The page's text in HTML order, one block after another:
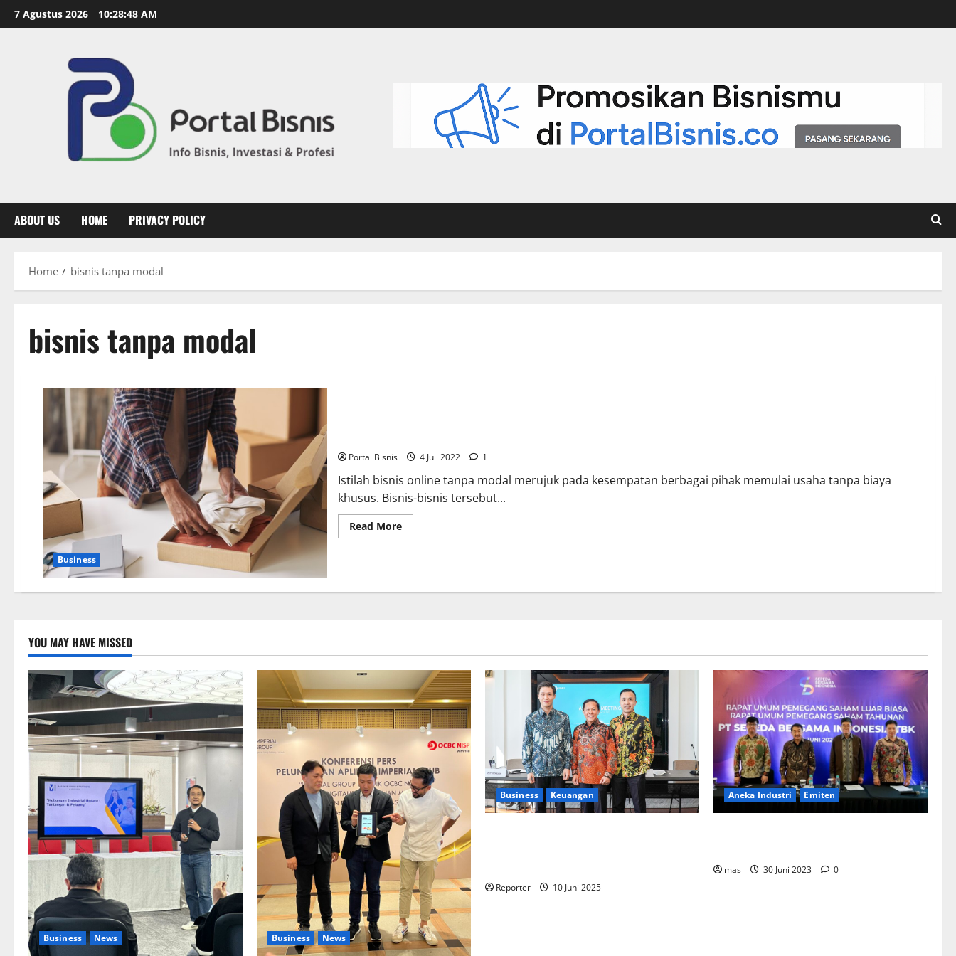
7 Agustus 2026 10:28:48 AM
ABOUT US HOME PRIVACY POLICY
Home bisnis tanpa modal
bisnis tanpa modal
Business
Portal Bisnis 4 Juli 2022 1
Istilah bisnis online tanpa modal merujuk pada kesempatan berbagai pihak memulai usaha tanpa biaya
khusus. Bisnis-bisnis tersebut...
Read More
YOU MAY HAVE MISSED
Business News Business News
Business Keuangan
Reporter 10 Juni 2025
Aneka Industri Emiten
mas 30 Juni 2023 0